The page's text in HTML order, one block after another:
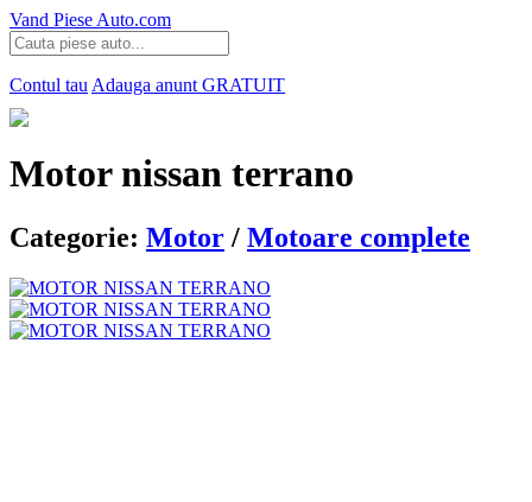
Vand Piese Auto.com
Contul tau Adauga anunt GRATUIT
Motor nissan terrano
Categorie: Motor / Motoare complete